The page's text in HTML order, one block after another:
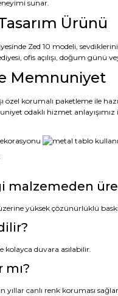
sunar.
Ürünü
Zed 10 modeli,
ofis açılışı, doğum
Memnuniyet
özel korumalı paketleme ile
odaklı hizmet
malzemeden
yüksek çözünürlüklü
kolayca duvara asılabilir.
yıllar canlı renk koruması sağlar.